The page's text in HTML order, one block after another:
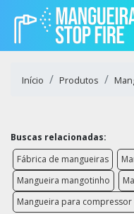
Início Produtos
Buscas relacionadas:
Fábrica de mangueiras
Mangueira mangotinho
Mangueira para